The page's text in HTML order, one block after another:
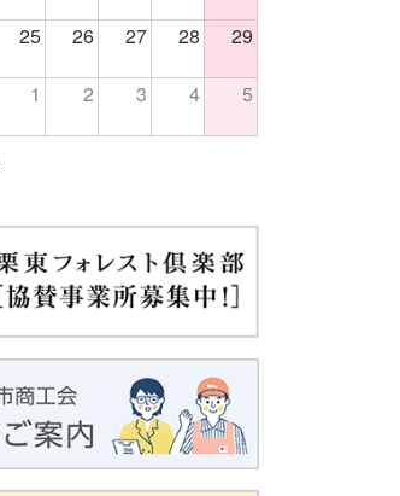
25 26 27 28 29
1 2 3 4 5